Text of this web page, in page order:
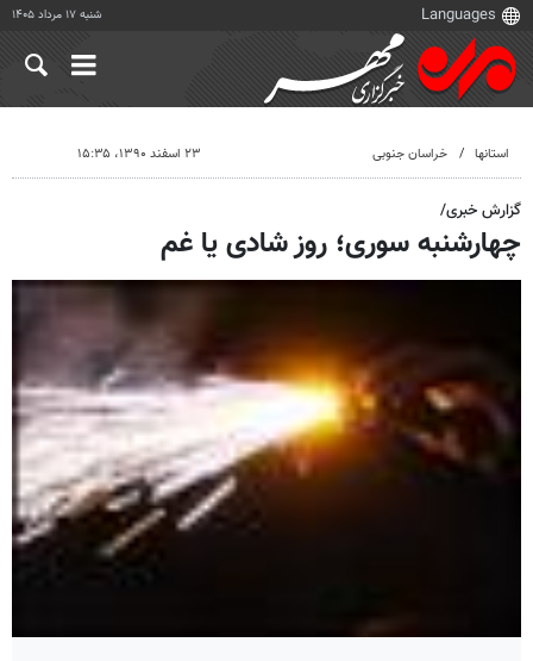
شنبه ۱۷ مرداد ۱۴۰۵
استانها خراسان جنوبی ۲۳ اسفند ۱۳۹۰، ۱۵:۳۵
گزارش خبری/
چهارشنبه سوری؛ روز شادی یا غم